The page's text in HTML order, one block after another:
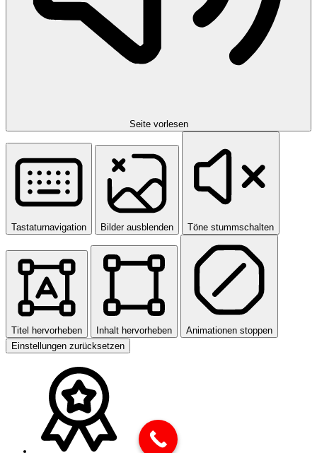
Seite vorlesen
Tastaturnavigation Bilder ausblenden Töne stummschalten
Titel hervorheben Inhalt hervorheben
Animationen stoppen
Einstellungen zurücksetzen